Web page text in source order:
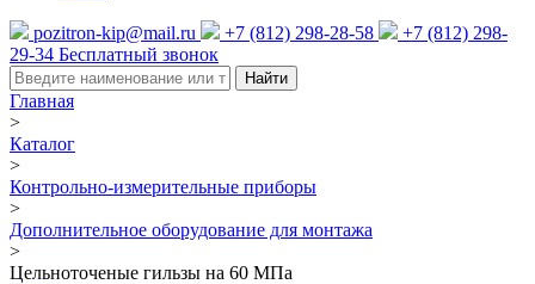
pozitron-kip@mail.ru +7 (812) 298-28-58
+7 (812) 298-
29-34 Бесплатный звонок
Найти
Главная
>
Каталог
>
Контрольно-измерительные приборы
>
Дополнительное оборудование для монтажа
>
Цельноточеные гильзы на 60 МПа